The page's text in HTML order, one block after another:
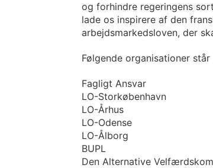
og forhindre regeringens
lade os inspirere af den
arbejdsmarkedsloven, der
Følgende organisationer
Fagligt Ansvar
LO-Storkøbenhavn
LO-Århus
LO-Odense
LO-Ålborg
BUPL
Den Alternative